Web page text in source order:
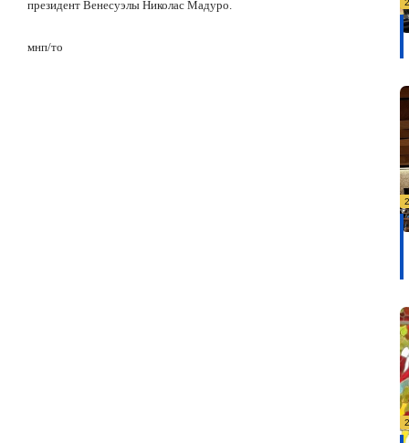
президент Венесуэлы Николас Мадуро.
мнп/то